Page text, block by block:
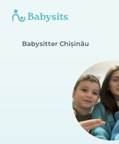
Babysitter Chișinău